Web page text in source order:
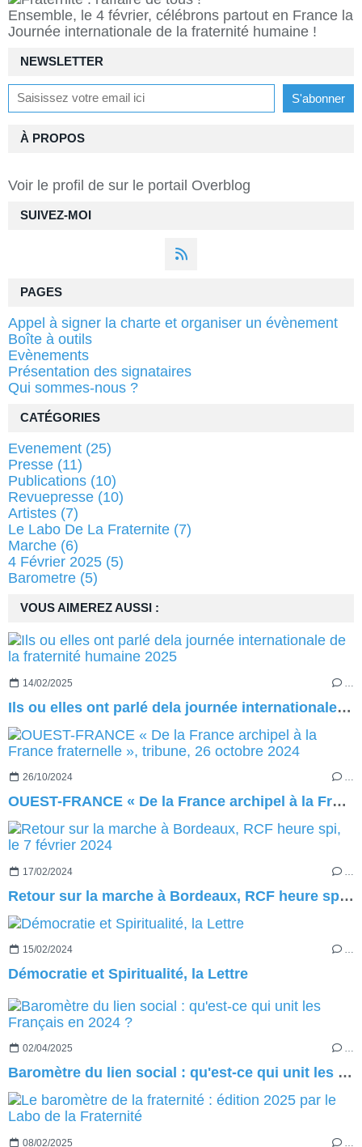
NEWSLETTER
SUIVEZ-MOI
Ensemble, le 4 février, célébrons partout en France la
Journée internationale de la fraternité humaine !
À PROPOS
Voir le profil de sur le portail Overblog
VOUS AIMEREZ AUSSI :
14/02/2025
Ils ou elles ont parlé dela journée internationale de la fraternité humaine 2025
26/10/2024 …
OUEST-FRANCE « De la France archipel à la France fraternelle », tribune, 26 octobre 2024
17/02/2024
Retour sur la marche à Bordeaux, RCF heure spi, le 7 février 2024
15/02/2024 …
Démocratie et Spiritualité, la Lettre
02/04/2025 …
Baromètre du lien social : qu'est-ce qui unit les Français en 2024 ?
08/02/2025
PAGES
Appel à signer la charte et organiser un évènement
Boîte à outils
Evènements
Présentation des signataires
Qui sommes-nous ?
CATÉGORIES
Evenement (25)
Presse (11)
Publications (10)
Revuepresse (10)
Artistes (7)
Le Labo De La Fraternite (7)
Marche (6)
4 Février 2025 (5)
Barometre (5)